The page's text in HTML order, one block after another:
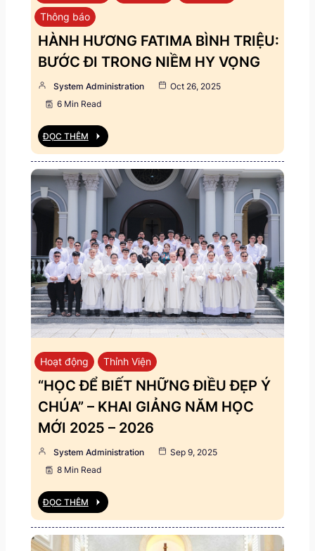
Thông báo
HÀNH HƯƠNG FATIMA BÌNH TRIỆU:
BƯỚC ĐI TRONG NIỀM HY VỌNG
System Administration
Oct 26, 2025
6 Min Read
ĐỌC THÊM
Hoạt động Thỉnh Viện
“HỌC ĐỂ BIẾT NHỮNG ĐIỀU ĐẸP Ý
CHÚA” – KHAI GIẢNG NĂM HỌC
MỚI 2025 – 2026
System Administration
Sep 9, 2025
8 Min Read
ĐỌC THÊM